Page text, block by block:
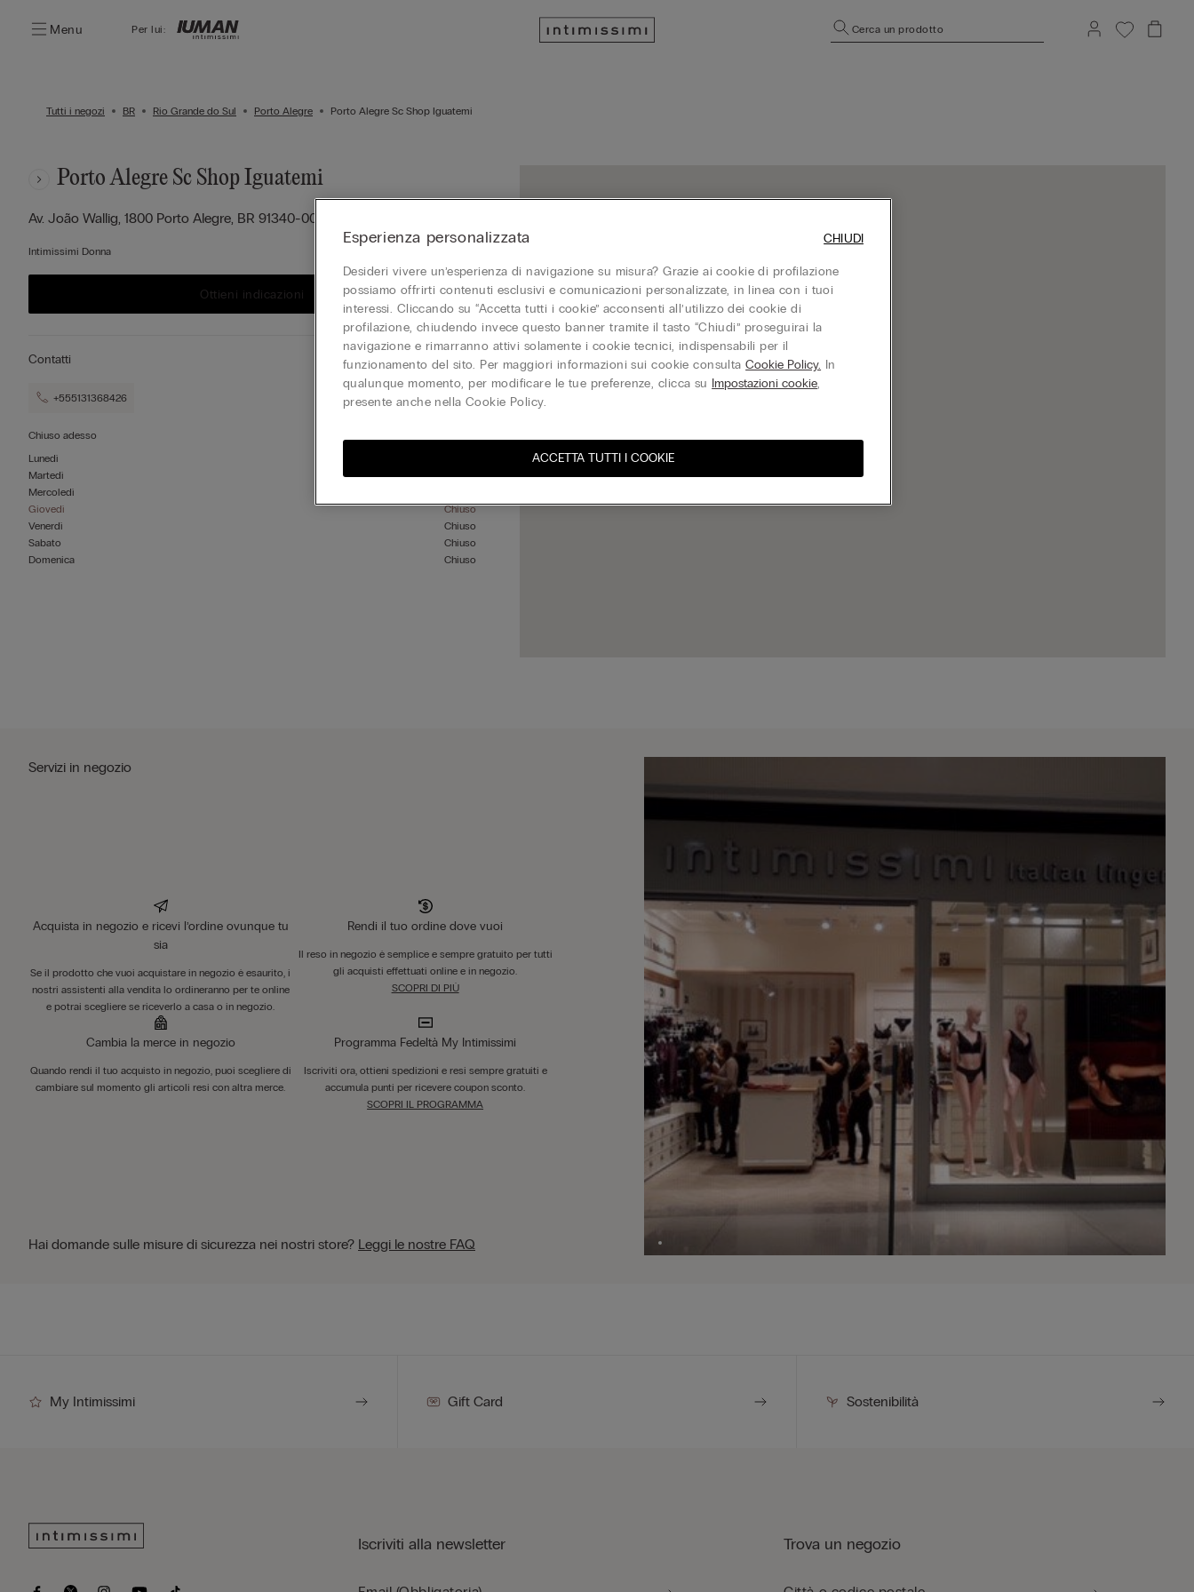
Menu Per lui: Cerca un prodotto
Tutti i negozi BR Rio Grande do Sul Porto Alegre Porto Alegre Sc Shop Iguatemi
Porto Alegre Sc Shop Iguatemi
Av. João Wallig, 1800 Porto Alegre, BR 91340-000
Intimissimi Donna
Ottieni indicazioni
Contatti
+555131368426
Chiuso adesso
Lunedì
Martedì
Chiuso
Mercoledì
Giovedì
Chiuso
Venerdì
Chiuso
Sabato
Chiuso
Domenica
Chiuso
Servizi in negozio
Acquista in negozio e ricevi l’ordine ovunque tu
sia
Se il prodotto che vuoi acquistare in negozio è esaurito, i
nostri assistenti alla vendita lo ordineranno per te online
e potrai scegliere se riceverlo a casa o in negozio.
Rendi il tuo ordine dove vuoi
Il reso in negozio è semplice e sempre gratuito per tutti
gli acquisti effettuati online e in negozio.
SCOPRI DI PIÙ
Cambia la merce in negozio
Quando rendi il tuo acquisto in negozio, puoi scegliere di
cambiare sul momento gli articoli resi con altra merce.
Programma Fedeltà My Intimissimi
Iscriviti ora, ottieni spedizioni e resi sempre gratuiti e
accumula punti per ricevere coupon sconto.
SCOPRI IL PROGRAMMA
Hai domande sulle misure di sicurezza nei nostri store? Leggi le nostre FAQ
My Intimissimi Gift Card Sostenibilità
Iscriviti alla newsletter Trova un negozio
Esperienza personalizzata
Desideri vivere un’esperienza di navigazione su misura? Grazie ai cookie di profilazione
possiamo offrirti contenuti esclusivi e comunicazioni personalizzate, in linea con i tuoi
interessi. Cliccando su “Accetta tutti i cookie” acconsenti all’utilizzo dei cookie di
profilazione, chiudendo invece questo banner tramite il tasto “Chiudi” proseguirai la
navigazione e rimarranno attivi solamente i cookie tecnici, indispensabili per il
funzionamento del sito. Per maggiori informazioni sui cookie consultaCookie Policy. In
qualunque momento, per modificare le tue preferenze, clicca su Impostazioni cookie,
presente anche nella Cookie Policy.
ACCETTA TUTTI I COOKIE
CHIUDI